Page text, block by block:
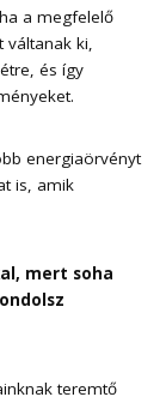
a megfelelő
váltanak ki,
és így
energiaörvényt
is, amik
mert soha
teremtő